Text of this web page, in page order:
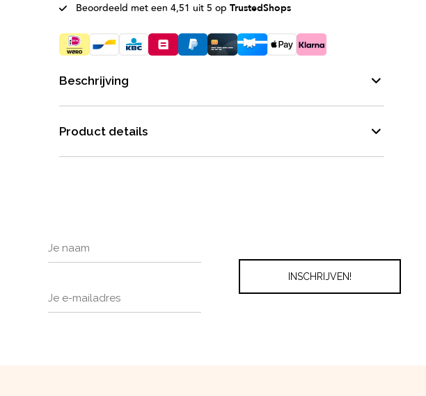
Beoordeeld met een 4,51 uit 5 opTrustedShops
Beschrijving
Product details